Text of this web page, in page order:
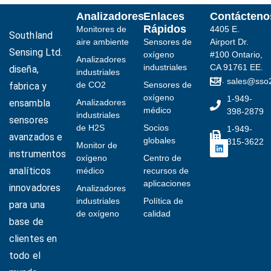
Southland
Sensing Ltd.
diseña,
fabrica y
ensambla
sensores
avanzados e
instrumentos
analíticos
innovadores
para una
base de
clientes en
todo el
Analizadores
Monitores de
aire ambiente
Analizadores
industriales
de CO2
Analizadores
industriales
de H2S
Monitor de
oxígeno
médico
Analizadores
industriales
de oxígeno
Enlaces
Rápidos
Sensores de
oxígeno
industriales
Sensores de
oxígeno
médico
Socios
globales
Centro de
recursos de
aplicaciones
Política de
calidad
4405 E.
Airport Dr.
#100 Ontario,
CA 91761 EE.
UU.
1-949-
398-2879
1-949-
315-3622